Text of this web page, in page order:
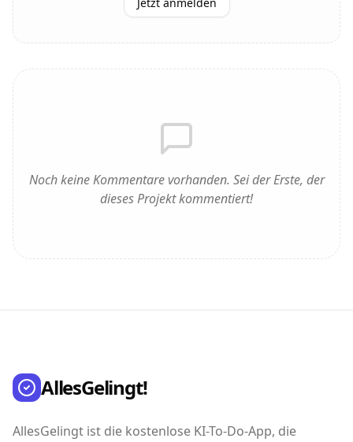
Noch keine Kommentare vorhanden. Sei der Erste, der
dieses Projekt kommentiert!
AllesGelingt!
AllesGelingt ist die kostenlose KI-To-Do-App, die